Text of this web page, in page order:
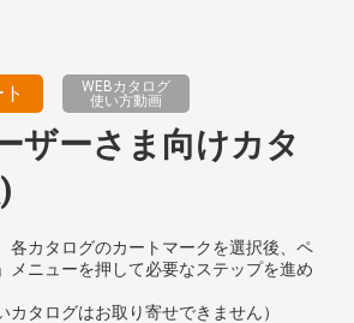
WEBカタログ
使い方動画
ザーさま向けカタ
各カタログのカートマークを選択後、ペ
メニューを押して必要なステップを進め
カタログはお取り寄せできません）